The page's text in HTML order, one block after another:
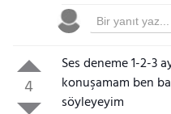
4
Ses deneme 1-2-3
konuşamam ben
söyleyeyim